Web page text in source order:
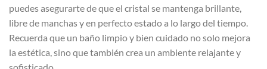
puedes asegurarte de que el cristal se mantenga brillante,
libre de manchas y en perfecto estado a lo largo del tiempo.
Recuerda que un baño limpio y bien cuidado no solo mejora
la estética, sino que también crea un ambiente relajante y